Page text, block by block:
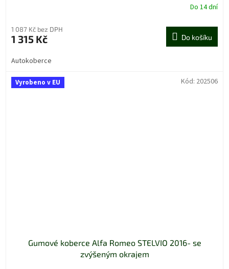
Do 14 dní
1 087 Kč bez DPH
1 315 Kč Do košíku
Autokoberce
Vyrobeno v EU
Gumové koberce Alfa Romeo STELVIO 2016- se
zvýšeným okrajem
Kód: 202506